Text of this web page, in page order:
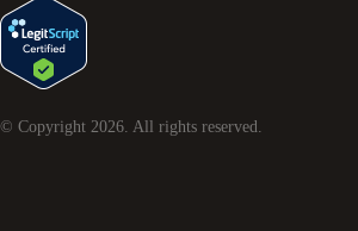
© Copyright 2026. All rights reserved.